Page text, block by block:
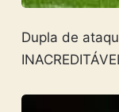
Dupla de